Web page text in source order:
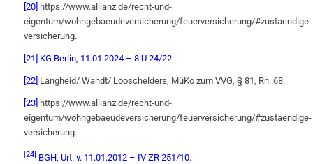
[20] https://www.allianz.de/recht-und-
eigentum/wohngebaeudeversicherung/feuerversicherung/#zustaendige-
versicherung.
[21] KG Berlin, 11.01.2024 – 8 U 24/22.
[22] Langheid/ Wandt/ Looschelders, MüKo zum VVG, § 81, Rn. 68.
[23] https://www.allianz.de/recht-und-
eigentum/wohngebaeudeversicherung/feuerversicherung/#zustaendige-
versicherung.
[24] BGH, Urt. v. 11.01.2012 – IV ZR 251/10.